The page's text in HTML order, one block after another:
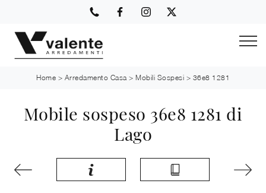
Home > Arredamento Casa > Mobili Sospesi > 36e8 1281
Mobile sospeso 36e8 1281 di
Lago